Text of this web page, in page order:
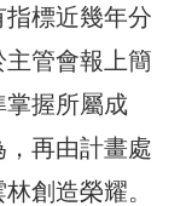
標近幾年分
管會報上簡
握所屬成
再由計畫處
創造榮耀。